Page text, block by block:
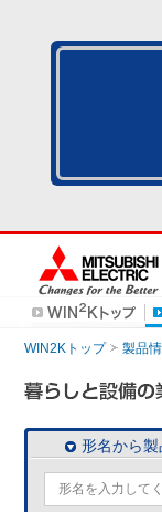
WIN2Kトップ 製品
形名から